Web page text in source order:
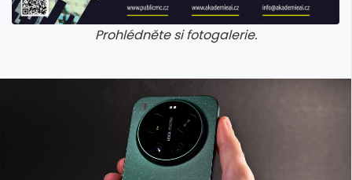
Prohlédněte si fotogalerie.